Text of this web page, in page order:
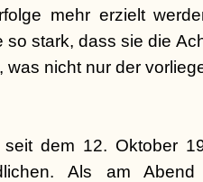
mehr erzielt
stark, dass sie die
was nicht nur der
seit dem 12. Oktober
Als am